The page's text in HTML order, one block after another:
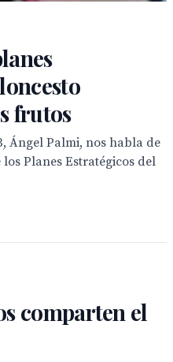
frutos
Ángel Palmi, nos habla de
Planes Estratégicos del
comparten el